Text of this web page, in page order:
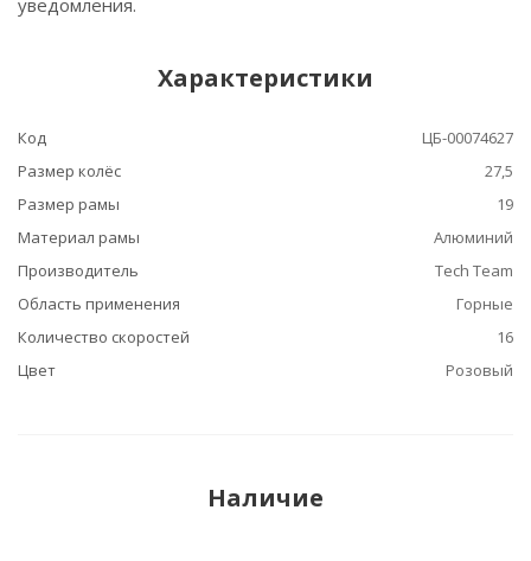
уведомления.
Характеристики
Код
ЦБ-00074627
Размер колёс
27,5
Размер рамы
19
Материал рамы
Алюминий
Производитель
Tech Team
Область применения
Горные
Количество скоростей
16
Цвет
Розовый
Наличие